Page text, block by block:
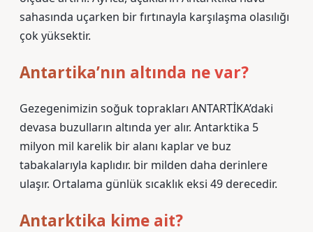
sahasında uçarken bir fırtınayla karşılaşma olasılığı
çok yüksektir.
Antartika’nın altında ne var?
Gezegenimizin soğuk toprakları ANTARTİKA’daki
devasa buzulların altında yer alır. Antarktika 5
milyon mil karelik bir alanı kaplar ve buz
tabakalarıyla kaplıdır. bir milden daha derinlere
ulaşır. Ortalama günlük sıcaklık eksi 49 derecedir.
Antarktika kime ait?